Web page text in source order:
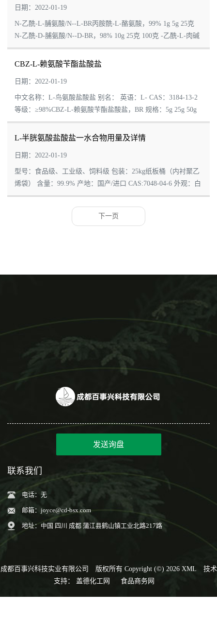
日期：2022-01-19
N-乙酰-L-脯氨酸/N--L-BR丙胺酰-L-酪氨酸，99% 1g 5g 25克
N-乙酰-D-脯氨酸/N--D-BR，98% 10g 25克 100克 -乙酰-L-肉碱
盐酸盐/盐酸盐-3-O-乙酰-L-肉碱/O-乙酰-L-肉碱盐酸盐/2-乙酰
氧基-3-三...
CBZ-L-赖氨酸苄酯盐酸盐
日期：2022-01-19
中文名称：L-鸟氨酸盐酸盐 别名： 英语：L- CAS：3184-13-2
等级：≥98%CBZ-L-赖氨酸苄酯盐酸盐，BR 规格：5g 25g 50g
100g 500g 等 L-鸟氨酸盐酸盐用途：生化实验、合成实验等实
验。本产品...
L-半胱氨酸盐酸盐一水合物用量及详情
日期：2022-01-19
型号：食品级、工业级、饲料级 包装：25kg纸板桶（内衬聚乙
烯袋） 含量：99.9% 产地：国产/进口 CAS:7048-04-6 外观：白
色结晶或结晶性粉末 用途：面包改良剂；营养补充剂、抗氧化
下一页
发送询盘
联系我们
电话：无
邮箱： joyce@cd-bsx.com
地址：中国 四川 成都 蒲江县鹤山镇工业北路217路
成都百事兴科技实业有限公司 版权所有 Copyright (©) 2026 XML
技术
支持： 盖德化工网 食品商务网